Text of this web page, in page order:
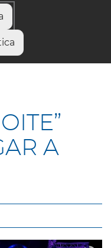
A CHEGAR A
A